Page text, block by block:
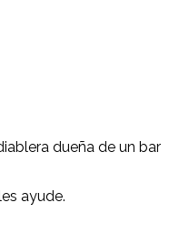
dueña de un bar
ayude.